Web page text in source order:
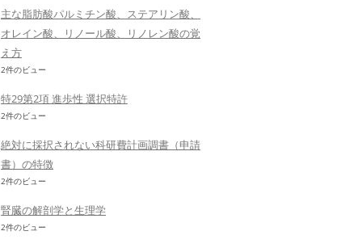
主な脂肪酸パルミチン酸、ステアリン酸、
オレイン酸、リノール酸、リノレン酸の覚
え方
2件のビュー
特29第2項 進歩性 選択特許
2件のビュー
絶対に採択されない科研費計画調書（申請
書）の特徴
2件のビュー
腎臓の解剖学と生理学
2件のビュー